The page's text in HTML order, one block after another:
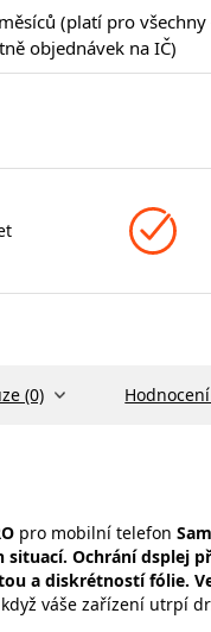
(platí pro všechny
objednávek na IČ)
(0)
pro mobilní telefon
situací. Ochrání dsplej
a diskrétností fólie.
váše zařízení utrpí